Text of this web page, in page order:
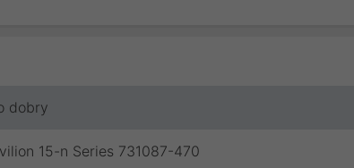
dobry
15-n Series 731087-470